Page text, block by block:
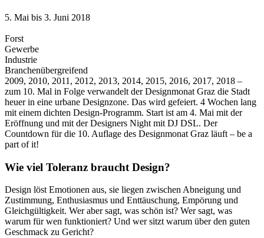
5. Mai bis 3. Juni 2018
Forst
Gewerbe
Industrie
Branchenübergreifend
2009, 2010, 2011, 2012, 2013, 2014, 2015, 2016, 2017, 2018 –
zum 10. Mal in Folge verwandelt der Designmonat Graz die Stadt
heuer in eine urbane Designzone. Das wird gefeiert. 4 Wochen lang
mit einem dichten Design-Programm. Start ist am 4. Mai mit der
Eröffnung und mit der Designers Night mit DJ DSL. Der
Countdown für die 10. Auflage des Designmonat Graz läuft – be a
part of it!
Wie viel Toleranz braucht Design?
Design löst Emotionen aus, sie liegen zwischen Abneigung und
Zustimmung, Enthusiasmus und Enttäuschung, Empörung und
Gleichgültigkeit. Wer aber sagt, was schön ist? Wer sagt, was
warum für wen funktioniert? Und wer sitzt warum über den guten
Geschmack zu Gericht?